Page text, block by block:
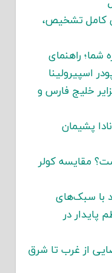
کامل تشخیص،
شما؛ راهنمای
اسپیرولینا
خلیج فارس و
پشیمان
مقایسه کولر
با سبک‌های
پایدار در
از غرب تا شرق